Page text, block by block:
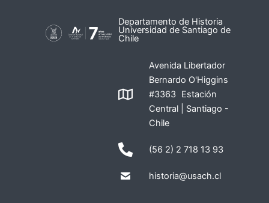
Departamento de Historia
Universidad de Santiago de
Chile
Avenida Libertador
Bernardo O'Higgins
#3363 Estación
Central | Santiago -
Chile
(56 2) 2 718 13 93
historia@usach.cl